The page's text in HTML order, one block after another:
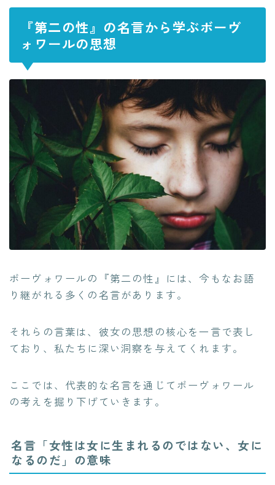
『第二の性』の名言から学ぶボーヴ
ォワールの思想
ボーヴォワールの『第二の性』には、今もなお語
り継がれる多くの名言があります。
それらの言葉は、彼女の思想の核心を一言で表し
ており、私たちに深い洞察を与えてくれます。
ここでは、代表的な名言を通じてボーヴォワール
の考えを掘り下げていきます。
名言「女性は女に生まれるのではない、女に
なるのだ」の意味